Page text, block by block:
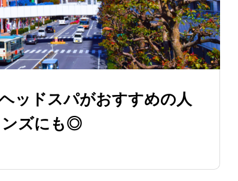
ッドスパがおすすめの人
ンズにも◎